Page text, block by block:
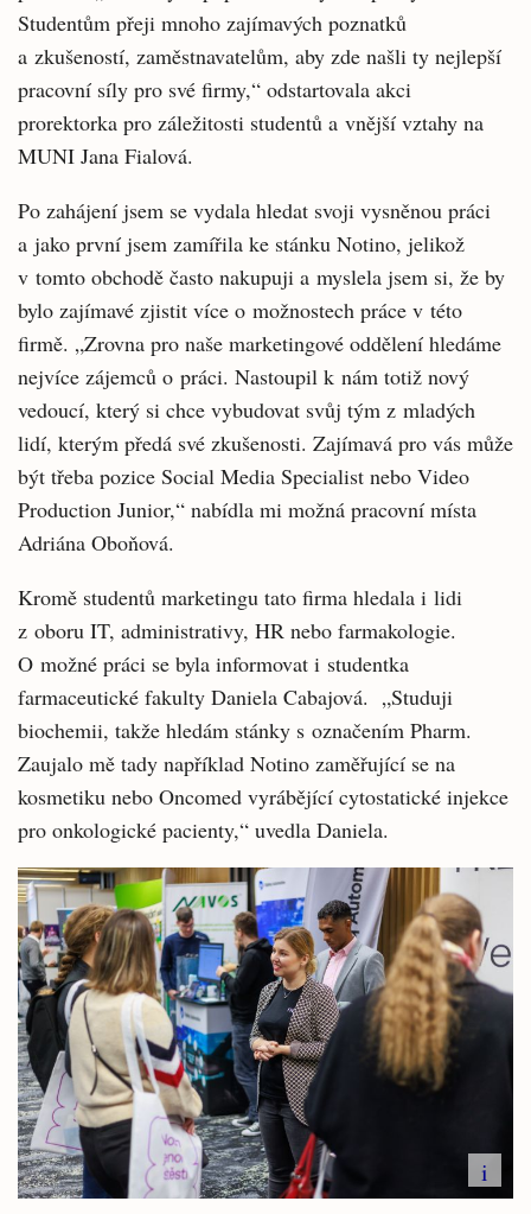
Studentům přeji mnoho zajímavých poznatků
a zkušeností, zaměstnavatelům, aby zde našli ty nejlepší
pracovní síly pro své firmy,“ odstartovala akci
prorektorka pro záležitosti studentů a vnější vztahy na
MUNI Jana Fialová.
Po zahájení jsem se vydala hledat svoji vysněnou práci
a jako první jsem zamířila ke stánku Notino, jelikož
v tomto obchodě často nakupuji a myslela jsem si, že by
bylo zajímavé zjistit více o možnostech práce v této
firmě. „Zrovna pro naše marketingové oddělení hledáme
nejvíce zájemců o práci. Nastoupil k nám totiž nový
vedoucí, který si chce vybudovat svůj tým z mladých
lidí, kterým předá své zkušenosti. Zajímavá pro vás může
být třeba pozice Social Media Specialist nebo Video
Production Junior,“ nabídla mi možná pracovní místa
Adriána Oboňová.
Kromě studentů marketingu tato firma hledala i lidi
z oboru IT, administrativy, HR nebo farmakologie.
O možné práci se byla informovat i studentka
farmaceutické fakulty Daniela Cabajová. „Studuji
biochemii, takže hledám stánky s označením Pharm.
Zaujalo mě tady například Notino zaměřující se na
kosmetiku nebo Oncomed vyrábějící cytostatické injekce
pro onkologické pacienty,“ uvedla Daniela.
i